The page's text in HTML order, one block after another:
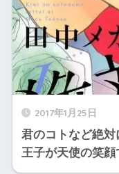
2017年1月25日
君のコトなど絶
王子が天使の笑顔